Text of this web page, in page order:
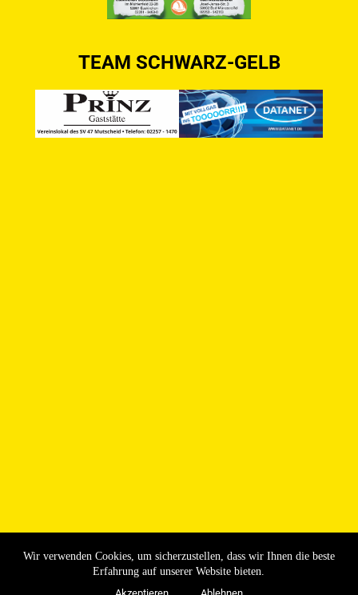
Wir verwenden Cookies, um sicherzustellen, dass wir Ihnen die beste
Erfahrung auf unserer Website bieten.
TEAM SCHWARZ-GELB